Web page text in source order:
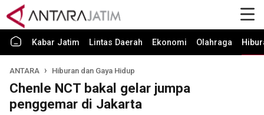
Kabar Jatim Lintas Daerah Ekonomi Olahraga
ANTARA Hiburan dan Gaya Hidup
Chenle NCT bakal gelar jumpa
penggemar di Jakarta